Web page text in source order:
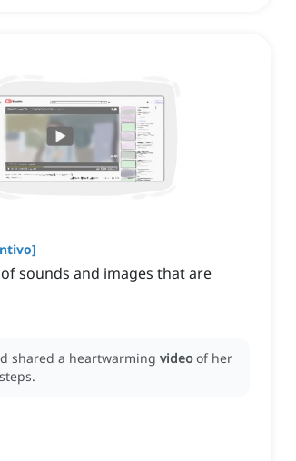
]
sounds and images that are
shared a heartwarming video of her